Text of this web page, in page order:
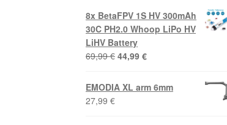
8x BetaFPV 1S HV 300mAh
30C PH2.0 Whoop LiPo HV
LiHV Battery
69,99€ Alkuperäinen
oli:
69,99 €.
44,99€Nykyinen
on:
44,99 €.
EMODIA XL arm 6mm
27,99€